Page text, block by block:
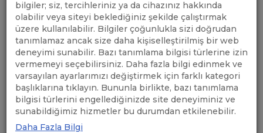
ANASAYFA /
UND'DEN
HABERLER
/
UND HEYETİ, KAYSERİ BÜYÜKŞEHİR
BELEDİYE BAŞKANI SAYIN MEMDUH
BÜYÜKKILIÇ’A NEZAKET ZİYARETİ
GERÇEKLEŞTİRDİ
UND HEYETİ, KAYSERİ
BÜYÜKŞEHİR BELEDİYE
BAŞKANI SAYIN MEMDUH
bilgiler; siz, tercihleriniz ya da cihazınız hakkında
olabilir veya siteyi beklediğiniz şekilde çalıştırmak
üzere kullanılabilir. Bilgiler çoğunlukla sizi doğrudan
tanımlamaz ancak size daha kişiselleştirilmiş bir web
deneyimi sunabilir. Bazı tanımlama bilgisi türlerine izin
vermemeyi seçebilirsiniz. Daha fazla bilgi edinmek ve
varsayılan ayarlarımızı değiştirmek için farklı kategori
başlıklarına tıklayın. Bununla birlikte, bazı tanımlama
bilgisi türlerini engellediğinizde site deneyiminiz ve
sunabildiğimiz hizmetler bu durumdan etkilenebilir.
Daha Fazla Bilgi